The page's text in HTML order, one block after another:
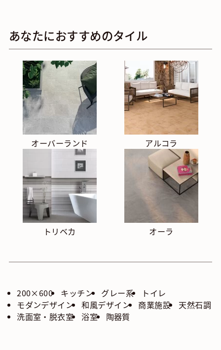
あなたにおすすめのタイル
オーバーランド アルコラ
トリベカ オーラ
200×600 キッチン グレー系
トイレ
モダンデザイン
和風デザイン 商業施設
天然石調
洗面室・脱衣室
浴室 陶器質